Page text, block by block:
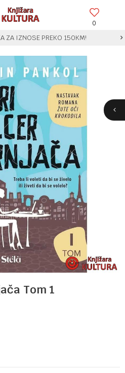
0
ZA IZNOSE PREKO 150KM!
Tom 1